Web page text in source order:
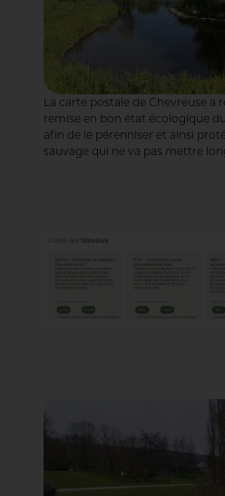
La carte postale de Chevreuse a
remise en bon état écologique
afin de le pérenniser et ainsi
sauvage qui ne va pas mettre